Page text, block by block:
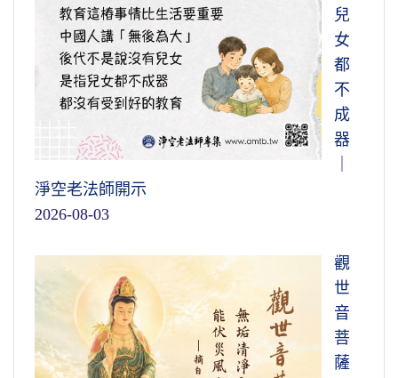
兒
女
都
不
成
器
淨空老法師開示
2026-08-03
觀
世
音
菩
薩